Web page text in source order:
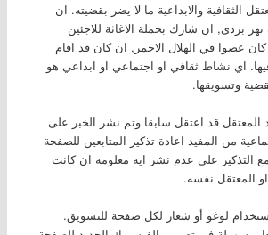
الثقافية والابداعية ما لا يضر بقضيته. ان
بردى, ان شارك بحملة الاغاثة للاجئين
كان عضوا في الهلال الاحمر, ان كان قد اقام
اي نشاط ثقافي او اجتماعي او ابداعي هو
وتسويقها.
المعتقل قد اعتقل سابقا وتم نشر الخبر على
من المفيد اعادة تذكير المتابعين للصفحة
مع التذكير على عدم نشر اية معلومة ان كانت
المعتقل نفسه.
لوغو أو شعار لكل صفحة للتسويق.